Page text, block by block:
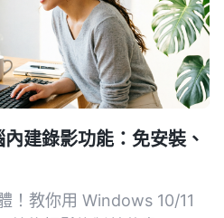
建錄影功能：免安裝、
！教你用 Windows 10/11